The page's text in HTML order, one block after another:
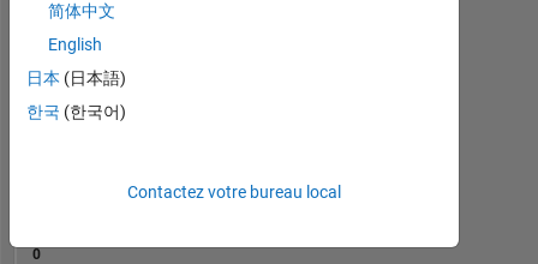
RANG
333
0
简体中文
English
日本 (日本語)
한국 (한국어)
Contactez votre bureau local